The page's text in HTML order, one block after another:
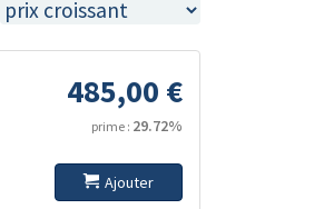
485,00 €
prime : 29.72%
Ajouter